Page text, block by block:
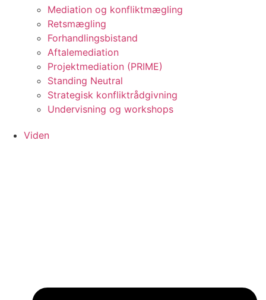
Mediation og konfliktmægling
Retsmægling
Forhandlingsbistand
Aftalemediation
Projektmediation (PRIME)
Standing Neutral
Strategisk konfliktrådgivning
Undervisning og workshops
Viden